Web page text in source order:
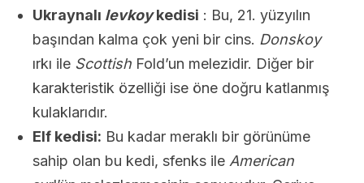
Ukraynalı levkoykedisi : Bu, 21. yüzyılın
başından kalma çok yeni bir cins. Donskoy
ırkı ile Scottish Fold’un melezidir. Diğer bir
karakteristik özelliği ise öne doğru katlanmış
kulaklarıdır.
Elf kedisi: Bu kadar meraklı bir görünüme
sahip olan bu kedi, sfenks ile American